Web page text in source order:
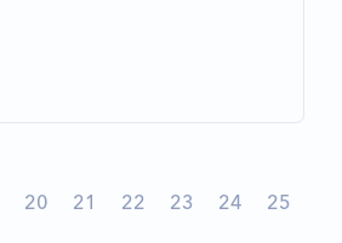
20 21 22 23 24 25